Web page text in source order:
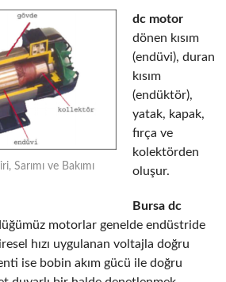
Sarımı ve Bakımı
dc motor
dönen kısım
(endüvi), duran
kısım
(endüktör),
yatak, kapak,
fırça ve
kolektörden
oluşur.
Bursa dc
motorlar genelde endüstride
hızı uygulanan voltajla doğru
ise bobin akım gücü ile doğru